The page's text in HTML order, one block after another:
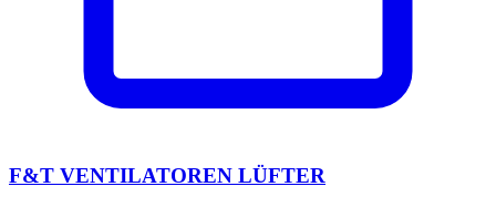
F&T VENTILATOREN LÜFTER